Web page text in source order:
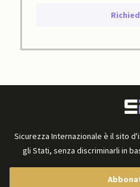
Sicurezza Internazionale è il sito
gli Stati, senza discriminarli in